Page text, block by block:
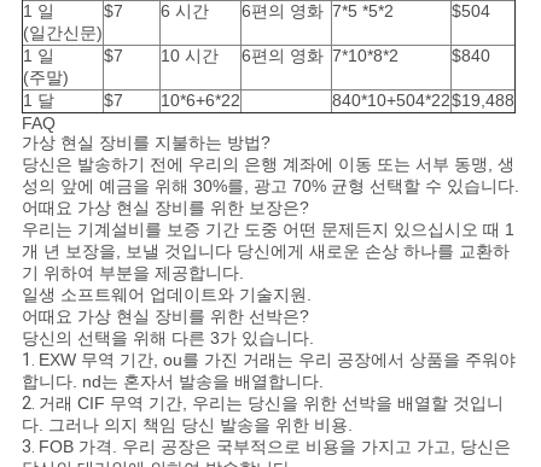
1 일
(일간신문)
$7 6 시간 6편의 영화 7*5 *5*2 $504
1 일
(주말)
$7 10 시간 6편의 영화 7*10*8*2 $840
1 달 $7 10*6+6*22 840*10+504*22$19,488
FAQ
가상 현실 장비를 지불하는 방법?
당신은 발송하기 전에 우리의 은행 계좌에 이동 또는 서부 동맹, 생
성의 앞에 예금을 위해 30%를, 광고 70% 균형 선택할 수 있습니다.
어때요 가상 현실 장비를 위한 보장은?
우리는 기계설비를 보증 기간 도중 어떤 문제든지 있으십시오 때 1
개 년 보장을, 보낼 것입니다 당신에게 새로운 손상 하나를 교환하
기 위하여 부분을 제공합니다.
일생 소프트웨어 업데이트와 기술지원.
어때요 가상 현실 장비를 위한 선박은?
당신의 선택을 위해 다른 3가 있습니다.
1. EXW 무역 기간, ou를 가진 거래는 우리 공장에서 상품을 주워야
합니다. nd는 혼자서 발송을 배열합니다.
2. 거래 CIF 무역 기간, 우리는 당신을 위한 선박을 배열할 것입니
다. 그러나 의지 책임 당신 발송을 위한 비용.
3. FOB 가격. 우리 공장은 국부적으로 비용을 가지고 가고, 당신은